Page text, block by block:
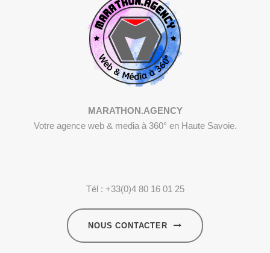
MARATHON.AGENCY
Votre agence web & media à 360° en Haute Savoie.
Tél : +33(0)4 80 16 01 25
NOUS CONTACTER